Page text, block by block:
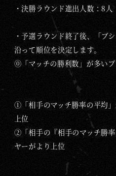
・決勝ラウンド進出人数：8人
・予選ラウンド終了後、「ブ
沿って順位を決定します。
⓪「マッチの勝利数」が多い
①「相手のマッチ勝率の平均
上位
②「相手の『相手のマッチ勝
ヤーがより上位